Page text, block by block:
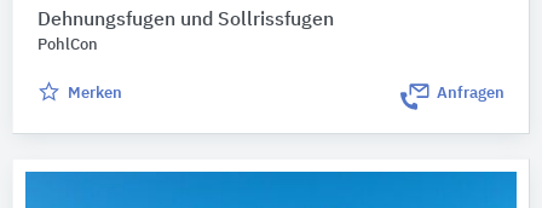
Dehnungsfugen und Sollrissfugen
PohlCon
Merken Anfragen